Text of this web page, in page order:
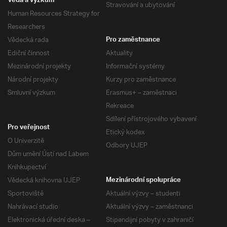
Stravování a ubytování
Human Resources Strategy for
Researchers
Vědecká rada
Ediční činnost
Mezinárodní projekty
Národní projekty
Smluvní výzkum
Pro zaměstnance
Aktuality
Informační systémy
Kurzy pro zaměstnance
Erasmus+ – zaměstnaci
Rekreace
Sdílení přístrojového vybavení
Etický kodex
Odbory UJEP
Pro veřejnost
O Univerzitě
Dům umění Ústí nad Labem
Knihkupectví
Vědecká knihovna UJEP
Sportoviště
Nahrávací studio
Elektronická úřední deska –
Mezinárodní spolupráce
Aktuální výzvy – studenti
Aktuální výzvy – zaměstnanci
Stipendijní pobyty v zahraničí